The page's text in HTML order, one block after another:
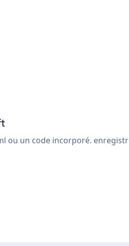
ou un code incorporé.